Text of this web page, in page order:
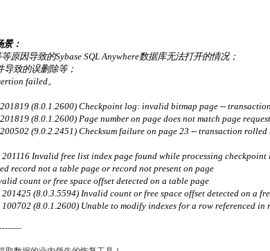
景：
因导致的Sybase SQL Anywhere数据库无法打开的情况；
导致的误删除等；
failed。
(8.0.1.2600) Checkpoint log: invalid bitmap page --
(8.0.1.2600) Page number on page does not match page
(9.0.2.2451) Checksum failure on page 23 -- transaction rolled
Invalid free list index page found while processing
record not a table page or record not present on page
count or free space offset detected on a table page
(8.0.3.5594) Invalid count or free space offset detected on a
(8.0.1.2600) Unable to modify indexes for a row referenced